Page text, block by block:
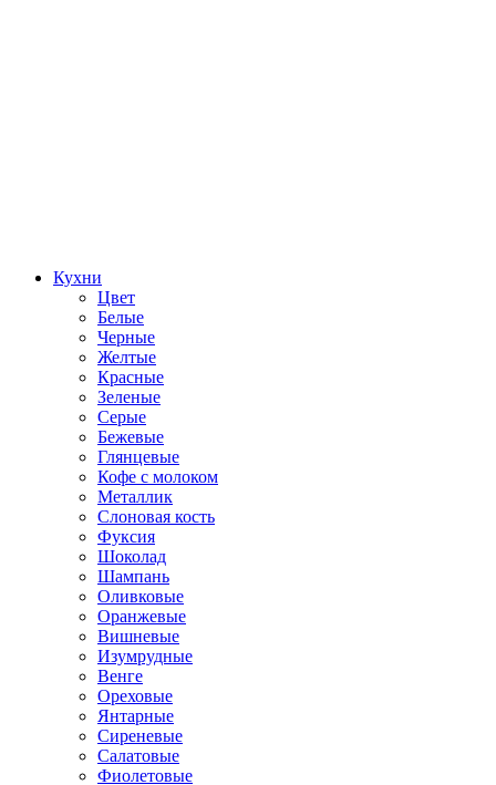
Кухни
Цвет
Белые
Черные
Желтые
Красные
Зеленые
Серые
Бежевые
Глянцевые
Кофе с молоком
Металлик
Слоновая кость
Фуксия
Шоколад
Шампань
Оливковые
Оранжевые
Вишневые
Изумрудные
Венге
Ореховые
Янтарные
Сиреневые
Салатовые
Фиолетовые